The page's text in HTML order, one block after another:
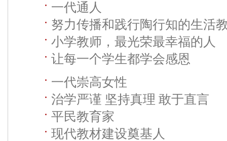
一代通人
努力传播和践行陶行知的生活
小学教师，最光荣最幸福的人
让每一个学生都学会感恩
一代崇高女性
治学严谨 坚持真理 敢于直言
平民教育家
现代教材建设奠基人